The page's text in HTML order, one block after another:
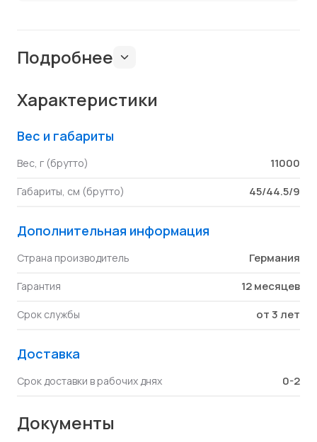
Подробнее
Характеристики
Вес и габариты
Вес, г (брутто) 11000
Габариты, см (брутто) 45/44.5/9
Дополнительная информация
Страна производитель Германия
Гарантия 12 месяцев
Срок службы от 3 лет
Доставка
Срок доставки в рабочих днях 0-2
Документы